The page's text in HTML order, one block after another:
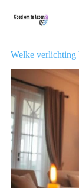
Welke verlichting